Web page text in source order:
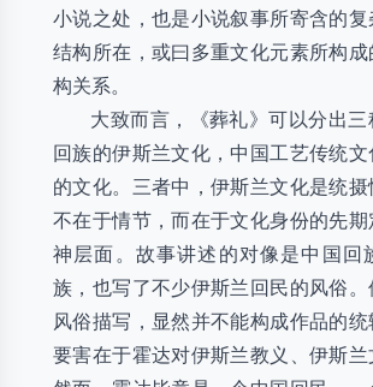
小说之处，也是小说叙事所寄含的
结构所在，或曰多重文化元素所构
构关系。
大致而言，《葬礼》可以分出三
回族的伊斯兰文化，中国工艺传统
的文化。三者中，伊斯兰文化是统
不在于情节，而在于文化身份的先
神层面。故事讲述的对像是中国回
族，也写了不少伊斯兰回民的风俗
风俗描写，显然并不能构成作品的统
要害在于霍达对伊斯兰教义、伊斯兰